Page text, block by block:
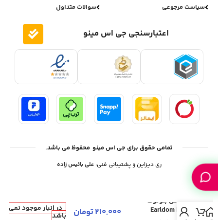
سیاست مرجوعی
سوالات متداول
اعتبارسنجی جی اس مینو
تمامی حقوق برای جی اس مینو محفوظ می باشد.
ری دیزاین و پشتیبانی فنی:علی بائیس زاده
دانگل بلوتوث
Earldom M91
210,000تومان در انبار موجود نمی
باشد